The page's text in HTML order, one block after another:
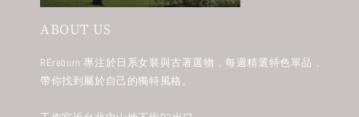
ABOUT US
REreburn 專注於日系女裝與古著選物，每週精選特色單品，
帶你找到屬於自己的獨特風格。